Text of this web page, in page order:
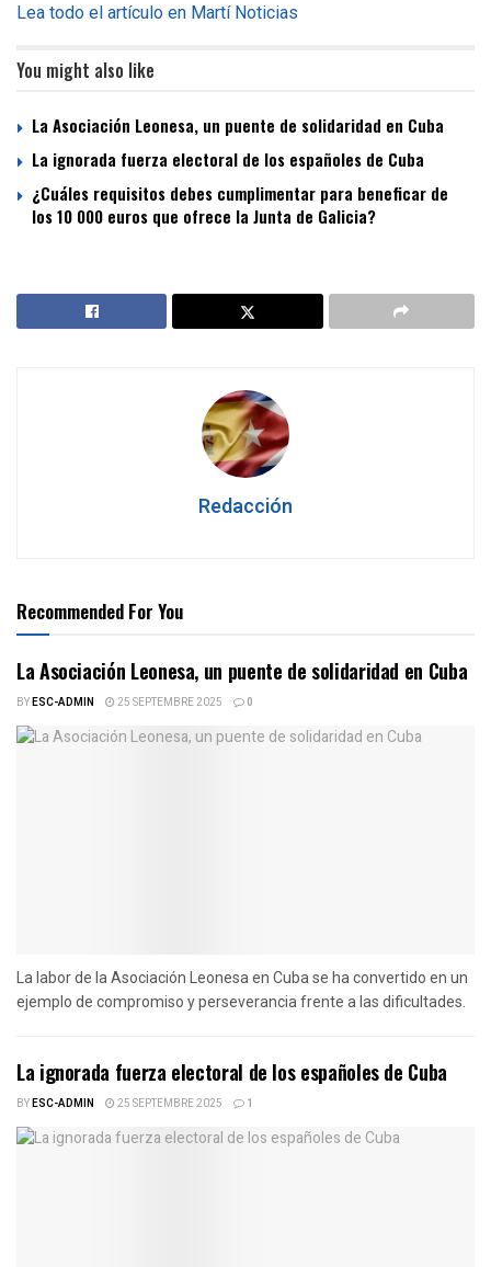
Lea todo el artículo en Martí Noticias
You might also like
La Asociación Leonesa, un puente de solidaridad en Cuba
La ignorada fuerza electoral de los españoles de Cuba
¿Cuáles requisitos debes cumplimentar para beneficar de
los 10 000 euros que ofrece la Junta de Galicia?
Redacción
Recommended For You
La Asociación Leonesa, un puente de solidaridad en Cuba
BYESC-ADMIN 25 SEPTEMBRE 2025 0
La labor de la Asociación Leonesa en Cuba se ha convertido en un
ejemplo de compromiso y perseverancia frente a las dificultades.
La ignorada fuerza electoral de los españoles de Cuba
BYESC-ADMIN 25 SEPTEMBRE 2025 1